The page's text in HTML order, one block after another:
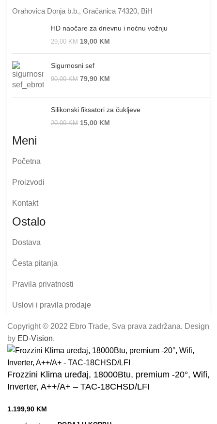
Orahovica Donja b.b., Gračanica 74320, BiH
HD naočare za dnevnu i noćnu vožnju
29,00KM 19,00 KM
Sigurnosni sef
90,00KM 79,90 KM
Silikonski fiksatori za čukljeve
20,00KM 15,00 KM
Meni
Početna
Proizvodi
Kontakt
Ostalo
Dostava
Česta pitanja
Pravila privatnosti
Uslovi i pravila prodaje
Copyright © 2022 Ebro Trade, Sva prava zadržana. Design
by ED-Vision.
Frozzini Klima uređaj, 18000Btu, premium -20°, Wifi,
Inverter, A++/A+ – TAC-18CHSD/LFI
1.199,90 KM